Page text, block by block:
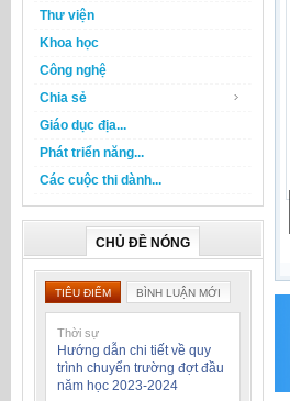
Thư viện
Khoa học
Công nghệ
Chia sẻ
Giáo dục địa...
Phát triển năng...
Các cuộc thi dành...
CHỦ ĐỀ NÓNG
TIÊU ĐIỂM BÌNH LUẬN MỚI
Thời sự
Hướng dẫn chi tiết về quy
trình chuyển trường đợt đầu
năm học 2023-2024